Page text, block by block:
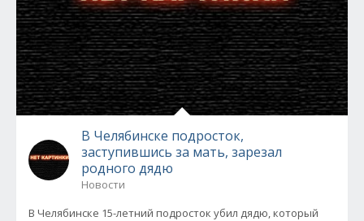
В Челябинске подросток,
заступившись за мать, зарезал
родного дядю
Новости
В Челябинске 15-летний подросток убил дядю, который